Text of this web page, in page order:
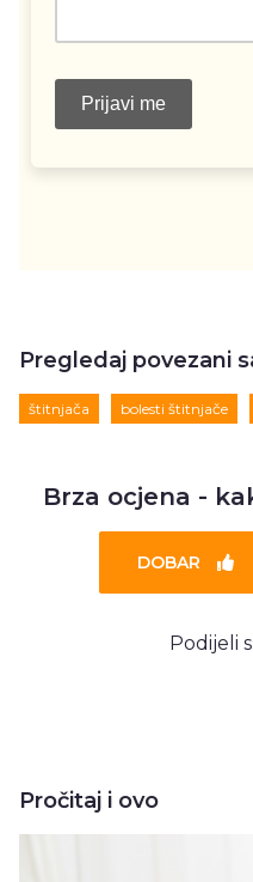
Pregledaj povezani
štitnjača bolesti štitnjače
Brza ocjena -
DOBAR
Podijeli
Pročitaj i ovo